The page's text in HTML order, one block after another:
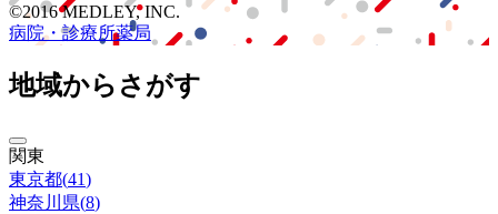
©2016 MEDLEY, INC.
病院・診療所薬局
地域からさがす
関東
東京都(41)
神奈川県(8)